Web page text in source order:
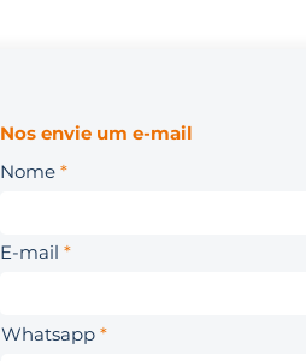
Nos envie um e-mail
Nome
E-mail
Whatsapp